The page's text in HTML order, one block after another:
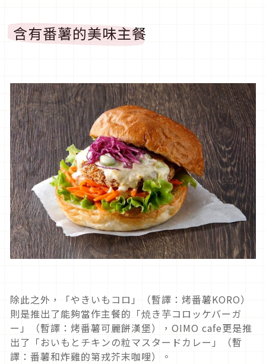
含有番薯的美味主餐
除此之外，「やきいもコロ」（暫譯：烤番薯KORO）
則是推出了能夠當作主餐的「焼き芋コロッケバーガ
ー」（暫譯：烤番薯可麗餅漢堡），OIMO cafe更是推
出了「おいもとチキンの粒マスタードカレー」（暫
譯：番薯和炸雞的第戎芥末咖哩）。